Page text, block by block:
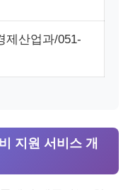
제산업과/051-
지원 서비스 개